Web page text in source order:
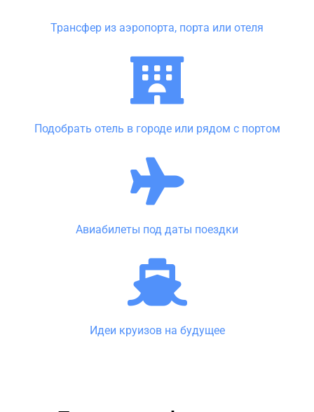
Трансфер из аэропорта, порта или отеля
Подобрать отель в городе или рядом с портом
Авиабилеты под даты поездки
Идеи круизов на будущее